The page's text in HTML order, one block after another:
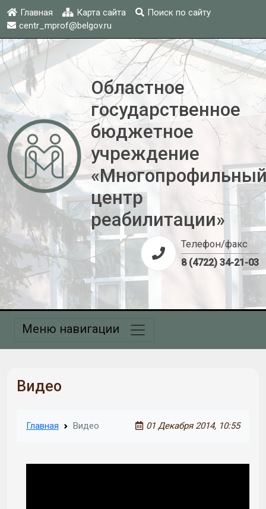
Главная Карта сайта
Поиск по сайту
centr_mprof@belgov.ru
Областное
государственное
бюджетное
учреждение
центр
реабилитации»
Телефон/факс
8 (4722) 34-21-03
Меню навигации
Видео
Главная Видео 01 Декабря 2014, 10:55